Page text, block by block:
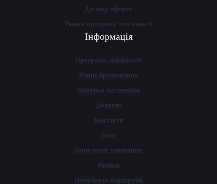
Договір оферти
Умови програми лояльності
Інформація
Програма лояльності
Раннє бронювання
Покупка частинами
Додаток
Контакти
Блог
Популярні запитання
Країни
Популярні маршрути